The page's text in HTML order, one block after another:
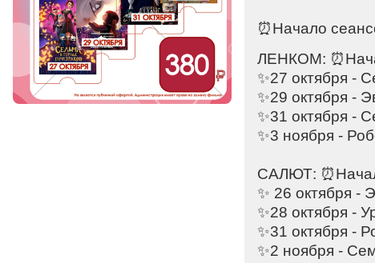
⏰Начало
ЛЕНКОМ:
✨27 октября -
✨29 октября -
✨31 октября -
✨3 ноября -
САЛЮТ:
✨ 26 октября -
✨28 октября -
✨31 октября -
✨2 ноября -